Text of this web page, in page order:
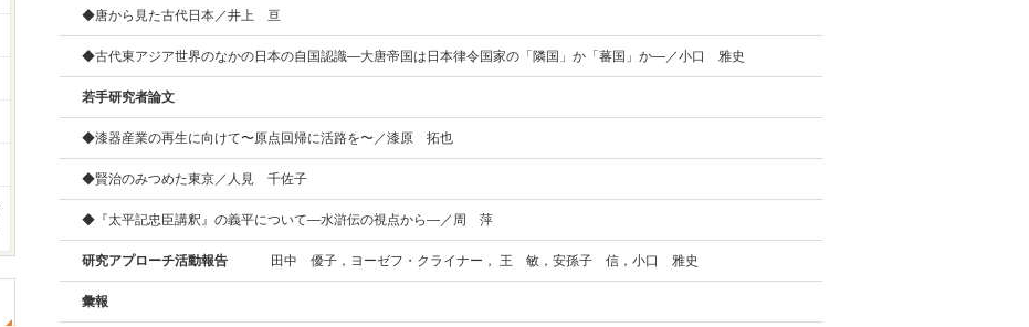
◆唐から見た古代日本／井上 亘
◆古代東アジア世界のなかの日本の自国認識—大唐帝国は日本律令国家の「隣国」か「蕃国」か—／小口 雅史
若手研究者論文
◆漆器産業の再生に向けて〜原点回帰に活路を〜／漆原 拓也
◆賢治のみつめた東京／人見 千佐子
◆『太平記忠臣講釈』の義平について—水滸伝の視点から—／周 萍
研究アプローチ活動報告 田中 優子，ヨーゼフ・クライナー， 王 敏，安孫子 信，小口 雅史
彙報